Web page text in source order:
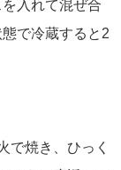
入れて混ぜ合
で冷蔵すると2
で焼き、ひっく